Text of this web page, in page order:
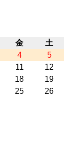
金
土
4
5
11
12
18
19
25
26